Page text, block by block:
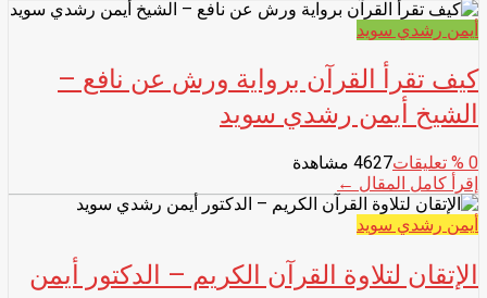
أيمن رشدي سويد
كيف تقرأ القرآن برواية ورش عن نافع –
الشيخ أيمن رشدي سويد
0 % تعليقات4627 مشاهدة
إقرأ كامل المقال ←
أيمن رشدي سويد
الإتقان لتلاوة القرآن الكريم – الدكتور أيمن